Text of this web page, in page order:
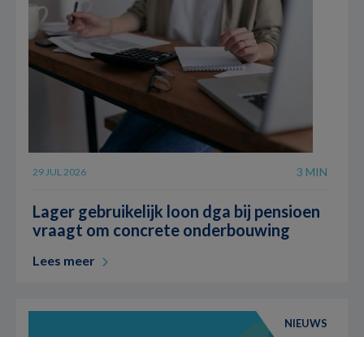
29 JUL 2026 3 MIN
Lager gebruikelijk loon dga bij pensioen
vraagt om concrete onderbouwing
Lees meer
NIEUWS